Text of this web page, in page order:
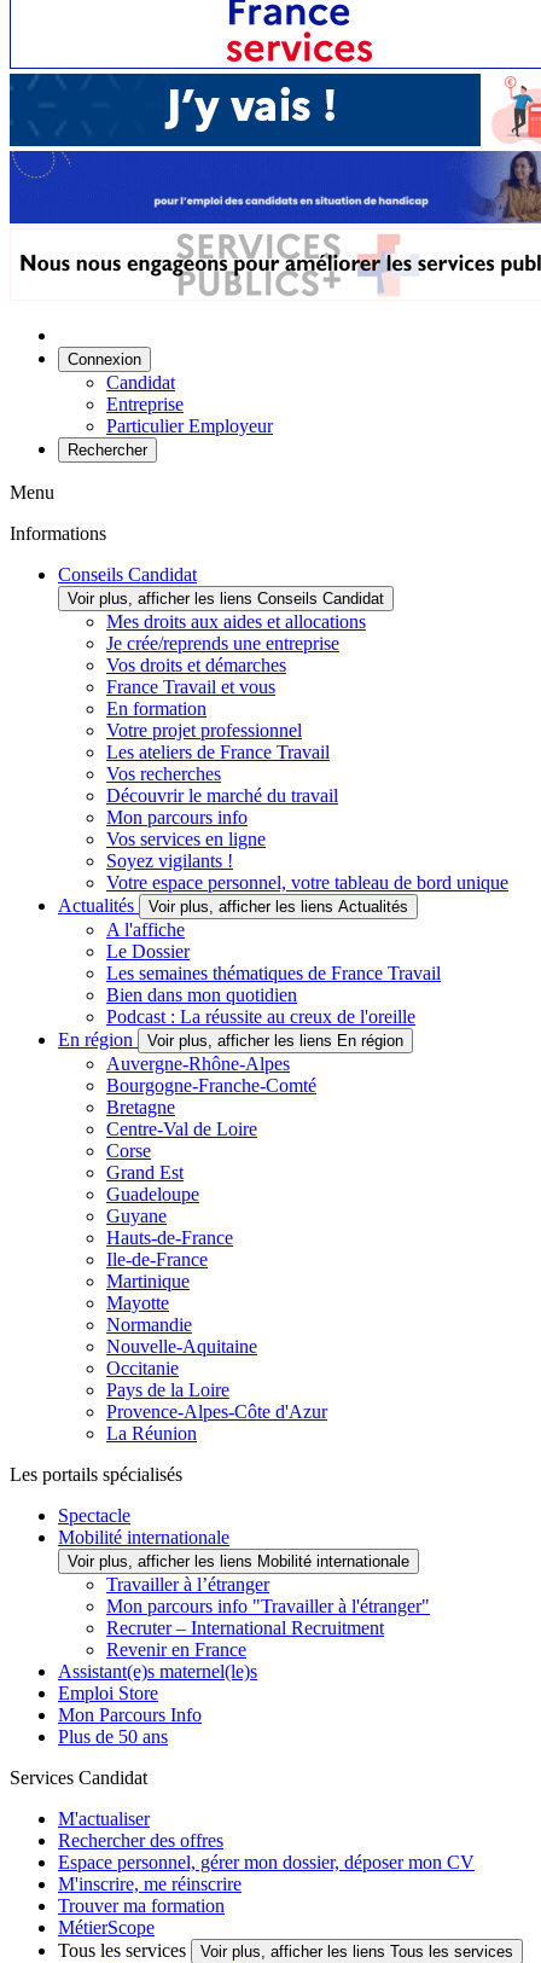
Connexion
Candidat
Entreprise
Particulier Employeur
Rechercher
Menu
Informations
Conseils Candidat
Voir plus, afficher les liens Conseils Candidat
Mes droits aux aides et allocations
Je crée/reprends une entreprise
Vos droits et démarches
France Travail et vous
En formation
Votre projet professionnel
Les ateliers de France Travail
Vos recherches
Découvrir le marché du travail
Mon parcours info
Vos services en ligne
Soyez vigilants !
Votre espace personnel, votre tableau de bord unique
Actualités
Voir plus, afficher les liens Actualités
A l'affiche
Le Dossier
Les semaines thématiques de France Travail
Bien dans mon quotidien
Podcast : La réussite au creux de l'oreille
En région
Voir plus, afficher les liens En région
Auvergne-Rhône-Alpes
Bourgogne-Franche-Comté
Bretagne
Centre-Val de Loire
Corse
Grand Est
Guadeloupe
Guyane
Hauts-de-France
Ile-de-France
Martinique
Mayotte
Normandie
Nouvelle-Aquitaine
Occitanie
Pays de la Loire
Provence-Alpes-Côte d'Azur
La Réunion
Les portails spécialisés
Spectacle
Mobilité internationale
Voir plus, afficher les liens Mobilité internationale
Travailler à l’étranger
Mon parcours info "Travailler à l'étranger"
Recruter – International Recruitment
Revenir en France
Assistant(e)s maternel(le)s
Emploi Store
Mon Parcours Info
Plus de 50 ans
Services Candidat
M'actualiser
Rechercher des offres
Espace personnel, gérer mon dossier, déposer mon CV
M'inscrire, me réinscrire
Trouver ma formation
MétierScope
Tous les services
Voir plus, afficher les liens Tous les services